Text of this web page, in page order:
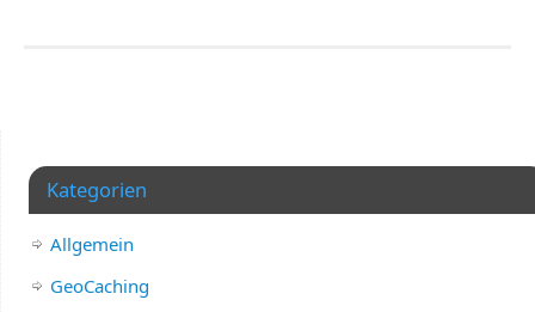
Kategorien
Allgemein
GeoCaching